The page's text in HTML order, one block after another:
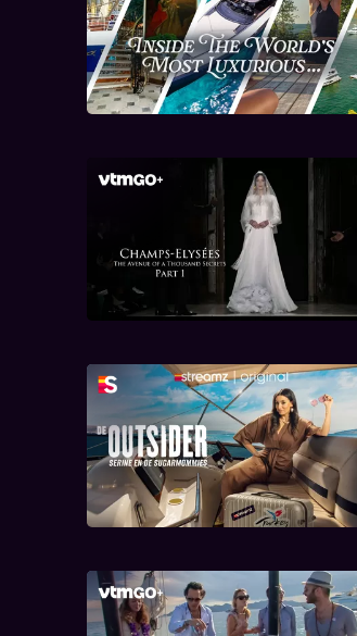
Inside the World's Most
Luxurious
Champs-Elysées - Deel 1
De Outsider: Serine en de
sugarmommies